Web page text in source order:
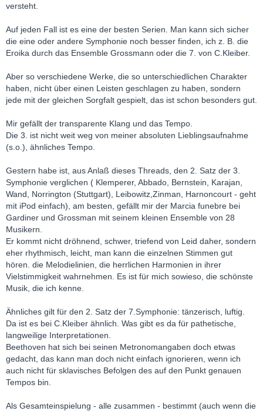
versteht.
Auf jeden Fall ist es eine der besten Serien. Man kann sich sicher
die eine oder andere Symphonie noch besser finden, ich z. B. die
Eroika durch das Ensemble Grossmann oder die 7. von C.Kleiber.
Aber so verschiedene Werke, die so unterschiedlichen Charakter
haben, nicht über einen Leisten geschlagen zu haben, sondern
jede mit der gleichen Sorgfalt gespielt, das ist schon besonders gut.
Mir gefällt der transparente Klang und das Tempo.
Die 3. ist nicht weit weg von meiner absoluten Lieblingsaufnahme
(s.o.), ähnliches Tempo.
Gestern habe ist, aus Anlaß dieses Threads, den 2. Satz der 3.
Symphonie verglichen ( Klemperer, Abbado, Bernstein, Karajan,
Wand, Norrington (Stuttgart), Leibowitz,Zinman, Harnoncourt - geht
mit iPod einfach), am besten, gefällt mir der Marcia funebre bei
Gardiner und Grossman mit seinem kleinen Ensemble von 28
Musikern.
Er kommt nicht dröhnend, schwer, triefend von Leid daher, sondern
eher rhythmisch, leicht, man kann die einzelnen Stimmen gut
hören. die Melodielinien, die herrlichen Harmonien in ihrer
Vielstimmigkeit wahrnehmen. Es ist für mich sowieso, die schönste
Musik, die ich kenne.
Ähnliches gilt für den 2. Satz der 7.Symphonie: tänzerisch, luftig.
Da ist es bei C.Kleiber ähnlich. Was gibt es da für pathetische,
langweilige Interpretationen.
Beethoven hat sich bei seinen Metronomangaben doch etwas
gedacht, das kann man doch nicht einfach ignorieren, wenn ich
auch nicht für sklavisches Befolgen des auf den Punkt genauen
Tempos bin.
Als Gesamteinspielung - alle zusammen - bestimmt (auch wenn die